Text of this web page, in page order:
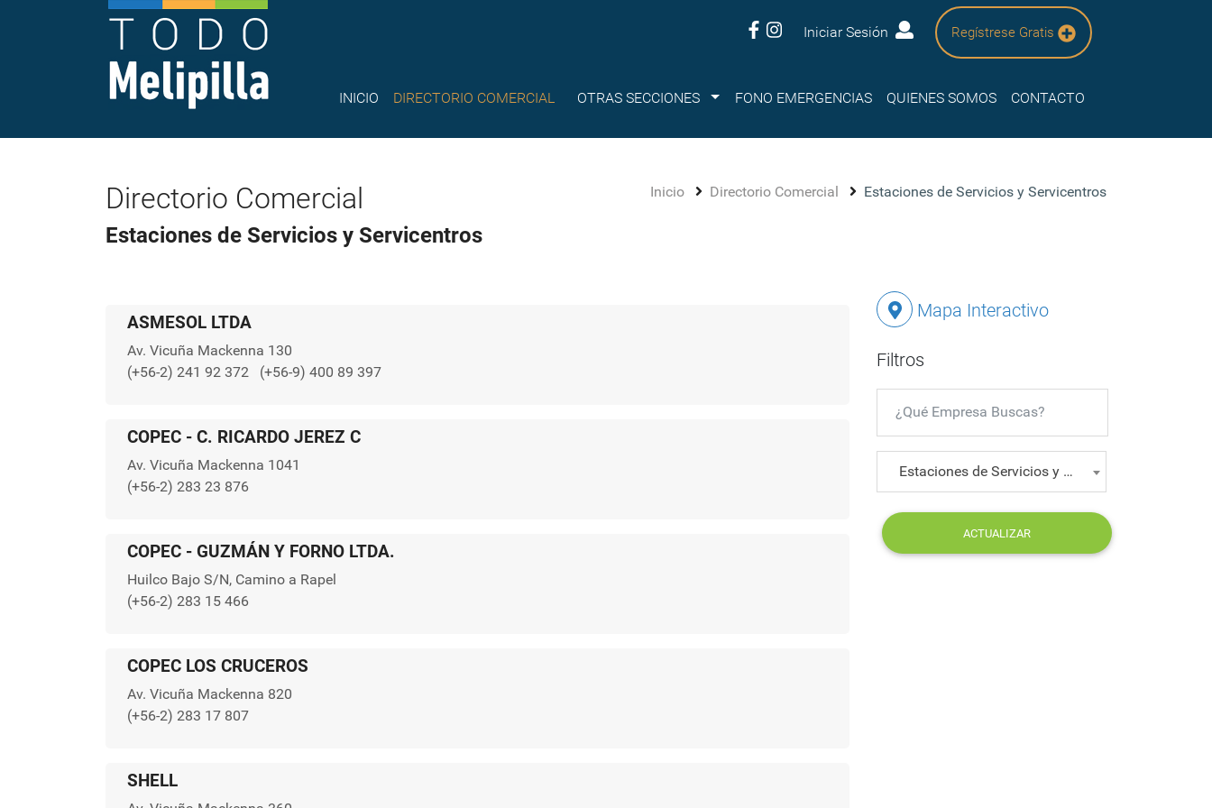
Iniciar Sesión Regístrese Gratis
INICIO DIRECTORIO COMERCIAL OTRAS SECCIONES Submenu
FONO EMERGENCIAS QUIENES SOMOS CONTACTO
Directorio Comercial
Estaciones de Servicios y Servicentros
Inicio Directorio Comercial Estaciones de Servicios y Servicentros
Mapa Interactivo
Filtros
Estaciones de Servicios y Servicentros
ACTUALIZAR
ASMESOL LTDA
Av. Vicuña Mackenna 130
(+56-2) 241 92 372
(+56-9) 400 89 397
COPEC - C. RICARDO JEREZ C
Av. Vicuña Mackenna 1041
(+56-2) 283 23 876
COPEC - GUZMÁN Y FORNO LTDA.
Huilco Bajo S/N, Camino a Rapel
(+56-2) 283 15 466
COPEC LOS CRUCEROS
Av. Vicuña Mackenna 820
(+56-2) 283 17 807
SHELL